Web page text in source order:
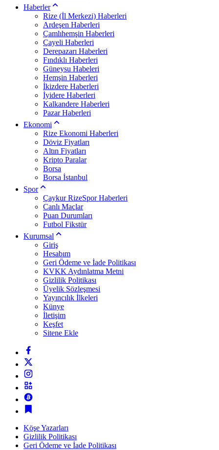
Haberler
Rize (İl Merkezi) Haberleri
Ardeşen Haberleri
Çamlıhemşin Haberleri
Çayeli Haberleri
Derepazarı Haberleri
Fındıklı Haberleri
Güneysu Habeleri
Hemşin Haberleri
İkizdere Haberleri
İyidere Haberleri
Kalkandere Haberleri
Pazar Haberleri
Ekonomi
Rize Ekonomi Haberleri
Döviz Fiyatları
Altın Fiyatları
Kripto Paralar
Borsa
Borsa İstanbul
Spor
Çaykur RizeSpor Haberleri
Canlı Maçlar
Puan Durumları
Futbol Fikstür
Kurumsal
Giriş
Hesabım
Geri Ödeme ve İade Politikası
KVKK Aydınlatma Metni
Gizlilik Politikası
Üyelik Sözleşmesi
Yayıncılık İlkeleri
Künye
İletişim
Keşfet
Sitene Ekle
Köşe Yazarları
Gizlilik Politikası
Geri Ödeme ve İade Politikası